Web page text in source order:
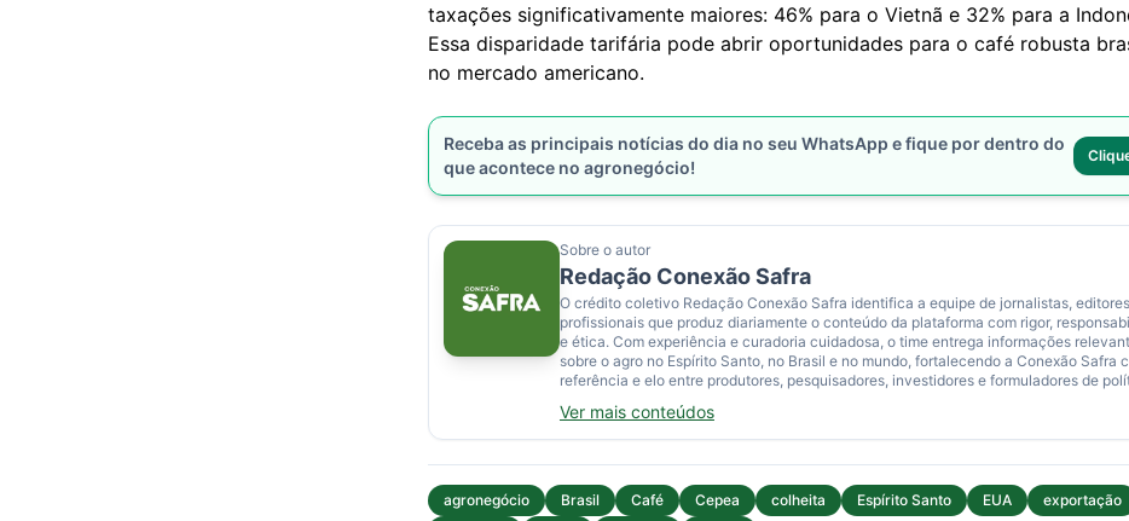
taxações significativamente maiores: 46% para o Vietnã e 32% para a
Essa disparidade tarifária pode abrir oportunidades para o café robusta
no mercado americano.
Receba as principais notícias do dia no seu WhatsApp e fique por dentro do
que acontece no agronegócio!
Sobre o autor
Redação Conexão Safra
O crédito coletivo Redação Conexão Safra identifica a equipe de jornalistas,
profissionais que produz diariamente o conteúdo da plataforma com rigor,
e ética. Com experiência e curadoria cuidadosa, o time entrega informações
sobre o agro no Espírito Santo, no Brasil e no mundo, fortalecendo a Conexão Safra
referência e elo entre produtores, pesquisadores, investidores e formuladores de
Ver mais conteúdos
agronegócio Brasil Café Cepea colheita Espírito Santo EUA
exportação